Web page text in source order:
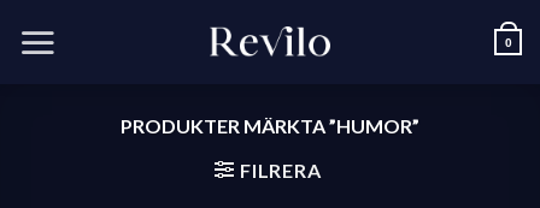
0
PRODUKTER MÄRKTA ”HUMOR”
FILRERA